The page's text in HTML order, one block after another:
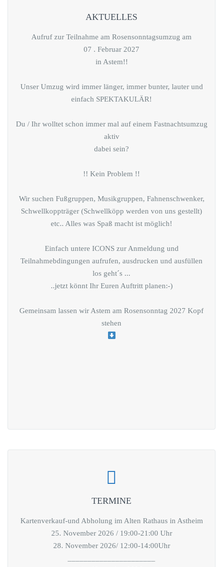
AKTUELLES
Aufruf zur Teilnahme am Rosensonntagsumzug am
07 . Februar 2027
in Astem!!
Unser Umzug wird immer länger, immer bunter, lauter und
einfach SPEKTAKULÄR!
Du / Ihr wolltet schon immer mal auf einem Fastnachtsumzug
aktiv
dabei sein?
!! Kein Problem !!
Wir suchen Fußgruppen, Musikgruppen, Fahnenschwenker,
Schwellkoppträger (Schwellköpp werden von uns gestellt)
etc.. Alles was Spaß macht ist möglich!
Einfach untere ICONS zur Anmeldung und
Teilnahmebdingungen aufrufen, ausdrucken und ausfüllen
los geht´s ...
..jetzt könnt Ihr Euren Auftritt planen:-)
Gemeinsam lassen wir Astem am Rosensonntag 2027 Kopf
stehen
TERMINE
Kartenverkauf-und Abholung im Alten Rathaus in Astheim
25. November 2026 / 19:00-21:00 Uhr
28. November 2026/ 12:00-14:00Uhr